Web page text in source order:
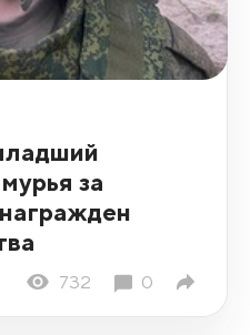
за
732 0